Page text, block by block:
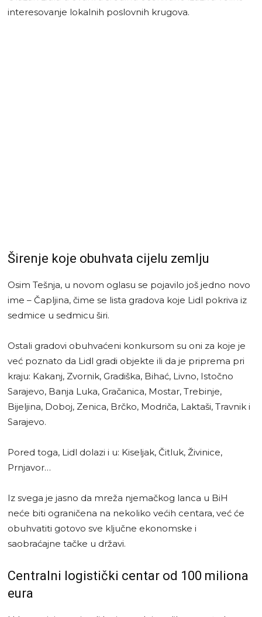
interesovanje lokalnih poslovnih krugova.
Širenje koje obuhvata cijelu zemlju
Osim Tešnja, u novom oglasu se pojavilo još jedno novo
ime – Čapljina, čime se lista gradova koje Lidl pokriva iz
sedmice u sedmicu širi.
Ostali gradovi obuhvaćeni konkursom su oni za koje je
već poznato da Lidl gradi objekte ili da je priprema pri
kraju: Kakanj, Zvornik, Gradiška, Bihać, Livno, Istočno
Sarajevo, Banja Luka, Gračanica, Mostar, Trebinje,
Bijeljina, Doboj, Zenica, Brčko, Modriča, Laktaši, Travnik i
Sarajevo.
Pored toga, Lidl dolazi i u: Kiseljak, Čitluk, Živinice,
Prnjavor…
Iz svega je jasno da mreža njemačkog lanca u BiH
neće biti ograničena na nekoliko većih centara, već će
obuhvatiti gotovo sve ključne ekonomske i
saobraćajne tačke u državi.
Centralni logistički centar od 100 miliona
eura